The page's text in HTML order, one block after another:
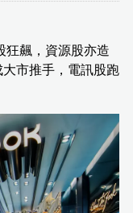
狂飆，資源股亦造
市推手，電訊股跑